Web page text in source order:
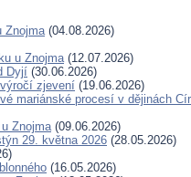
Znojma(04.08.2026)
u Znojma(12.07.2026)
Dyjí (30.06.2026)
zjevení (19.06.2026)
mariánské procesí v dějinách
Znojma(09.06.2026)
29. května 2026 (28.05.2026)
(16.05.2026)